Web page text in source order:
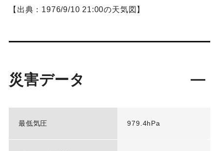
【出典：1976/9/10 21:00の天気図】
災害データ
最低気圧 979.4hPa